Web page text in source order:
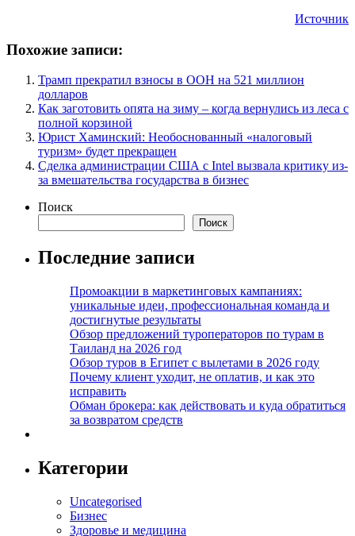
Источник
Похожие записи:
Трамп прекратил взносы в ООН на 521 миллион
долларов
Как заготовить опята на зиму – когда вернулись из леса с
полной корзиной
Юрист Хаминский: Необоснованный «налоговый
туризм» будет прекращен
Сделка администрации США с Intel вызвала критику из-
за вмешательства государства в бизнес
Поиск
Поиск
Последние записи
Промоакции в маркетинговых кампаниях:
уникальные идеи, профессиональная команда и
достигнутые результаты
Обзор предложений туроператоров по турам в
Таиланд на 2026 год
Обзор туров в Египет с вылетами в 2026 году
Почему клиент уходит, не оплатив, и как это
исправить
Обман брокера: как действовать и куда обратиться
за возвратом средств
Категории
Uncategorised
Бизнес
Здоровье и медицина